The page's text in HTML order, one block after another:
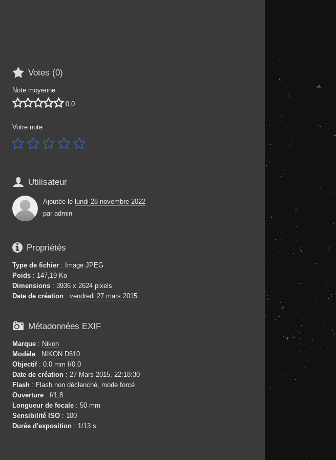
 Votes (0)
Note moyenne :
 0,0
Votre note :

 Utilisateur
Ajoutée le lundi 28 novembre 2022
par admin
 Propriétés
Type de fichier : Image JPEG
Poids : 147,19 Ko
Dimensions : 3936 x 2624 pixels
Date de création : vendredi 27 mars 2015
 Métadonnées EXIF
Marque : Nikon
Modèle : NIKON D610
Objectif: 0.0 mm f/0.0
Date de création : 27 Mars 2015, 22:18:30
Flash : Flash non déclenché, mode forcé
Ouverture : f/1,8
Longueur de focale : 50 mm
Sensibilité ISO : 100
Durée d'exposition : 1/13 s